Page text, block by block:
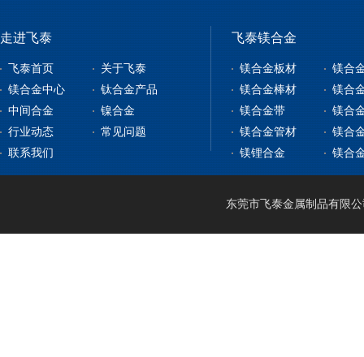
走进飞泰
飞泰首页
关于飞泰
镁合金中心
镁合金板材
镁合金型材
镁合金棒材
钛合金产品
钛合金板
钛合金棒
中间合金
钇铁合金
稀土镁中间合金
镍合金
纯镍
行业动态
常见问题
联系我们
飞泰镁合金
镁合金板材
镁合
镁合金棒材
镁合
镁合金带
镁合
镁合金管材
镁合
镁锂合金
镁合
东莞市飞泰金属制品有限